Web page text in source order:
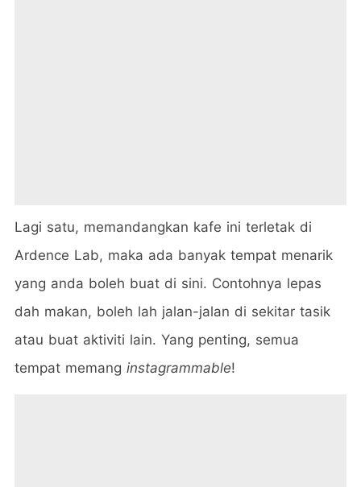
Lagi satu, memandangkan kafe ini terletak di
Ardence Lab, maka ada banyak tempat menarik
yang anda boleh buat di sini. Contohnya lepas
dah makan, boleh lah jalan-jalan di sekitar tasik
atau buat aktiviti lain. Yang penting, semua
tempat memang instagrammable!